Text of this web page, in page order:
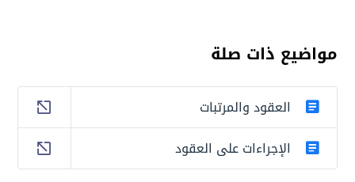
مواضيع ذات صلة
العقود والمرتبات
الإجراءات على العقود